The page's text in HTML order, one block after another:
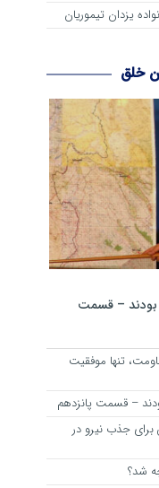
یزدان تیموریان
خلق
بودند – قسمت
تنها موفقیت
– قسمت پانزدهم
جذب نیرو در
شد؟